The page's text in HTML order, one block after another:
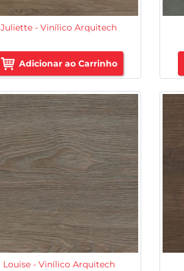
Juliette - Vinílico Arquitech
Adicionar ao Carrinho
Louise - Vinílico Arquitech